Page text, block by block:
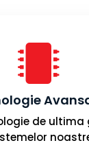

de ultima